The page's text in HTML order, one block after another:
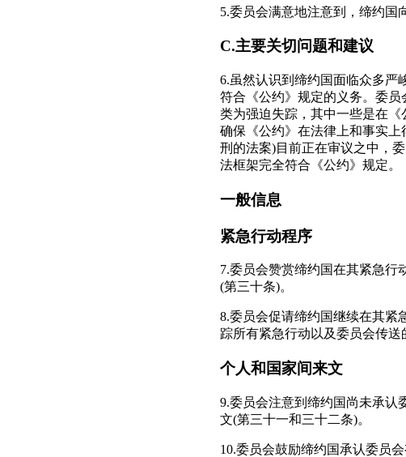
5.委员会满意地注意到，缔约国
C.主要关切问题和建议
6.虽然认识到缔约国面临众多严
符合《公约》规定的义务。委
类为强迫失踪，其中一些是在
确保《公约》在法律上和事实
刑的法案)目前正在审议之中，
法框架完全符合《公约》规定。
一般信息
紧急行动程序
7.委员会赞赏缔约国在其紧急行
(第三十条)。
8.委员会促请缔约国继续在其紧
踪所有紧急行动以及委员会传送
个人和国家间来文
9.委员会注意到缔约国尚未承认
文(第三十一和三十二条)。
10.委员会鼓励缔约国承认委员